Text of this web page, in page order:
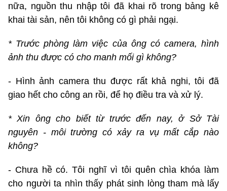
nữa, nguồn thu nhập tôi đã khai rõ trong bảng kê
khai tài sản, nên tôi không có gì phải ngại.
* Trước phòng làm việc của ông có camera, hình
ảnh thu được có cho manh mối gì không?
- Hình ảnh camera thu được rất khả nghi, tôi đã
giao hết cho công an rồi, để họ điều tra và xử lý.
* Xin ông cho biết từ trước đến nay, ở Sở Tài
nguyên - môi trường có xảy ra vụ mất cắp nào
không?
- Chưa hề có. Tôi nghĩ vì tôi quên chìa khóa làm
cho người ta nhìn thấy phát sinh lòng tham mà lấy